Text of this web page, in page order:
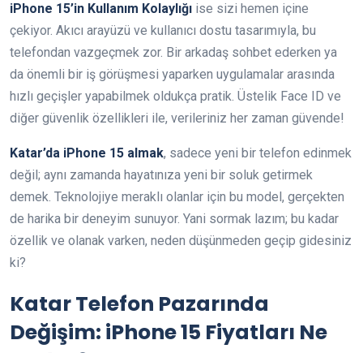
iPhone 15’in Kullanım Kolaylığı ise sizi hemen içine
çekiyor. Akıcı arayüzü ve kullanıcı dostu tasarımıyla, bu
telefondan vazgeçmek zor. Bir arkadaş sohbet ederken ya
da önemli bir iş görüşmesi yaparken uygulamalar arasında
hızlı geçişler yapabilmek oldukça pratik. Üstelik Face ID ve
diğer güvenlik özellikleri ile, verileriniz her zaman güvende!
Katar’da iPhone 15 almak, sadece yeni bir telefon edinmek
değil; aynı zamanda hayatınıza yeni bir soluk getirmek
demek. Teknolojiye meraklı olanlar için bu model, gerçekten
de harika bir deneyim sunuyor. Yani sormak lazım; bu kadar
özellik ve olanak varken, neden düşünmeden geçip gidesiniz
ki?
Katar Telefon Pazarında
Değişim: iPhone 15 Fiyatları Ne